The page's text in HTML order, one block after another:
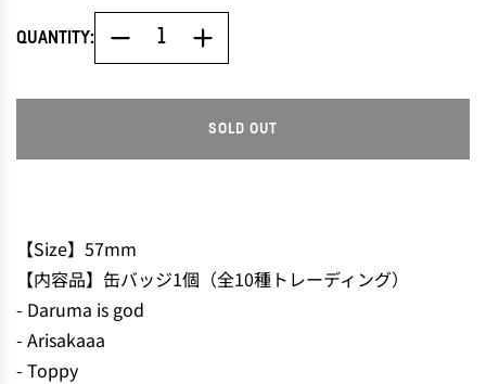
QUANTITY:
SOLD OUT
O
G
【Size】57mm
【内容品】缶バッジ1個（全10種トレーディング）
- Daruma is god
- Arisakaaa
- Toppy